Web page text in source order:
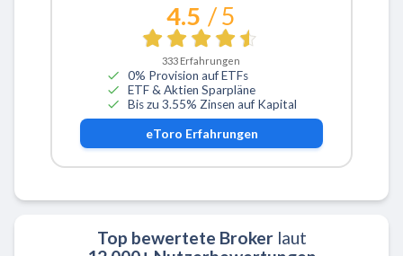
4.5 / 5
333 Erfahrungen
0% Provision auf ETFs
ETF & Aktien Sparpläne
Bis zu 3.55% Zinsen auf Kapital
eToro Erfahrungen
Top bewertete Brokerlaut